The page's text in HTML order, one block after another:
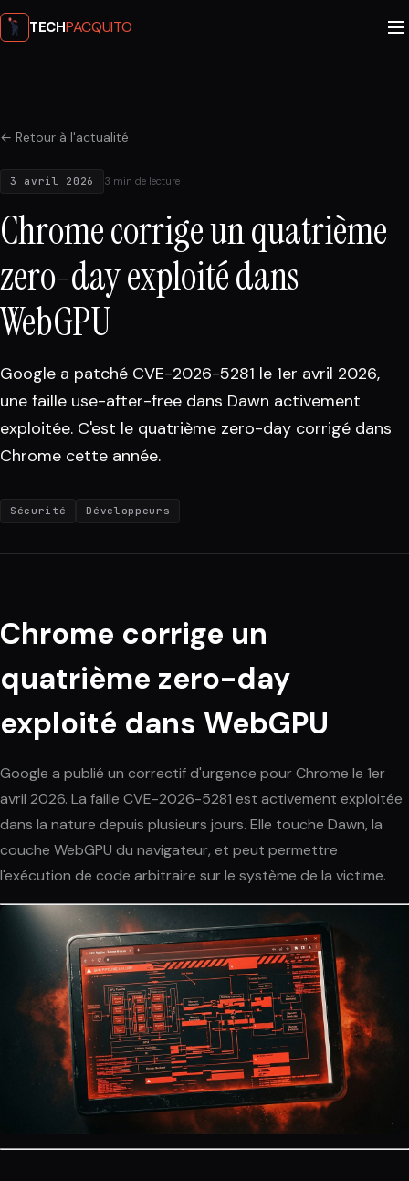
TECHPACQUITO
← Retour à l'actualité
3 avril 2026 3 min de lecture
Chrome corrige un quatrième
zero-day exploité dans
WebGPU
Google a patché CVE-2026-5281 le 1er avril 2026,
une faille use-after-free dans Dawn activement
exploitée. C'est le quatrième zero-day corrigé dans
Chrome cette année.
Sécurité Développeurs
Chrome corrige un
quatrième zero-day
exploité dans WebGPU
Google a publié un correctif d'urgence pour Chrome le 1er
avril 2026. La faille CVE-2026-5281 est activement exploitée
dans la nature depuis plusieurs jours. Elle touche Dawn, la
couche WebGPU du navigateur, et peut permettre
l'exécution de code arbitraire sur le système de la victime.